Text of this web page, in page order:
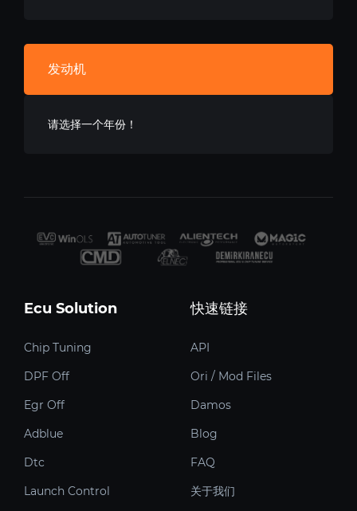
发动机
请选择一个年份！
Ecu Solution
Chip Tuning
DPF Off
Egr Off
Adblue
Dtc
Launch Control
快速链接
API
Ori / Mod Files
Damos
Blog
FAQ
关于我们